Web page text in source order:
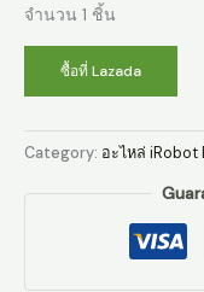
จำนวน 1 ชิ้น
ซื้อที่ Lazada
Category: อะไหล่ iRobot